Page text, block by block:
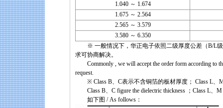
1.040 ～ 1.674
1.675 ～ 2.564
2.565 ～ 3.579
3.580 ～ 6.350
※ 一般情况下，华正电子依照二级厚度公差（B/L级
求可协商解决。
Commonly , we will accept the order form according to
request.
※ Class B、C表示不含铜箔的板材厚度； Class L、
Class B、C figure the dielectric thickness ；Class L、M
如下图 / As follows：